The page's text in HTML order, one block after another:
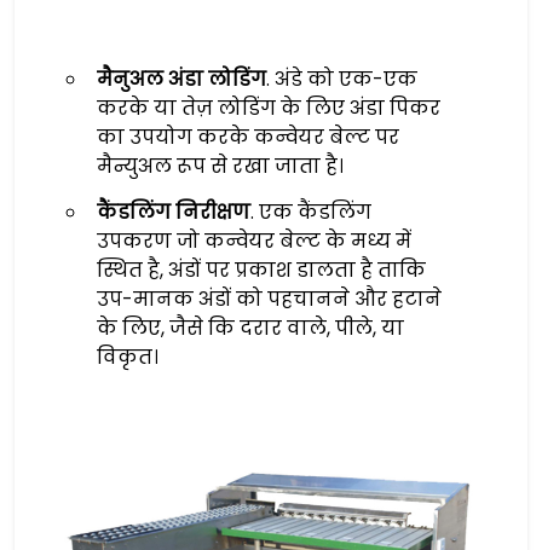
मैनुअल अंडा लोडिंग. अंडे को एक-एक
करके या तेज़ लोडिंग के लिए अंडा पिकर
का उपयोग करके कन्वेयर बेल्ट पर
मैन्युअल रूप से रखा जाता है।
कैंडलिंग निरीक्षण. एक कैंडलिंग
उपकरण जो कन्वेयर बेल्ट के मध्य में
स्थित है, अंडों पर प्रकाश डालता है ताकि
उप-मानक अंडों को पहचानने और हटाने
के लिए, जैसे कि दरार वाले, पीले, या
विकृत।